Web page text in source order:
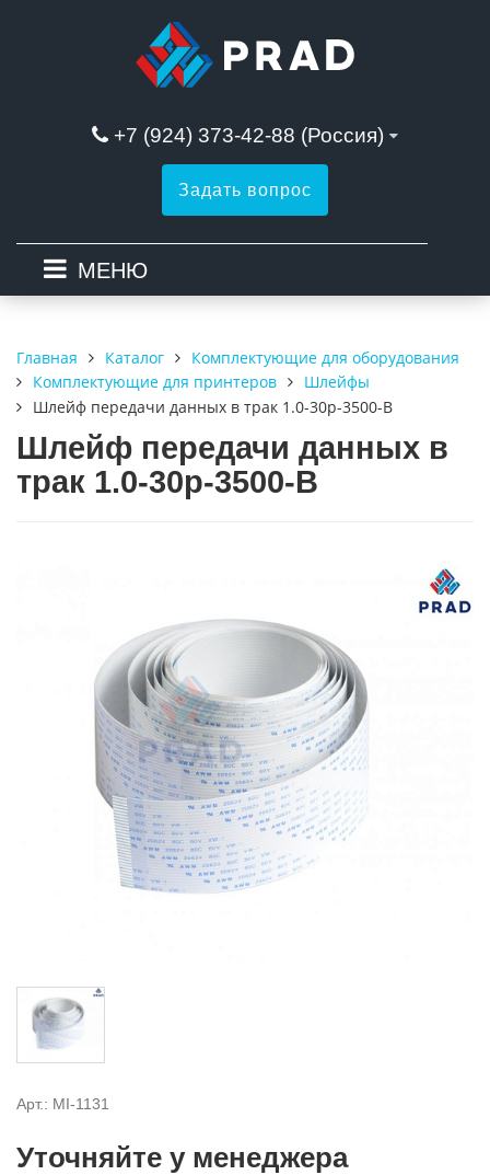
+7 (924) 373-42-88 (Россия)
Задать вопрос
МЕНЮ
Главная Каталог
Комплектующие для оборудования
Комплектующие для принтеров
Шлейфы
Шлейф передачи данных в трак 1.0-30p-3500-B
Шлейф передачи данных в
трак 1.0-30p-3500-B
Арт.: MI-1131
Уточняйте у менеджера